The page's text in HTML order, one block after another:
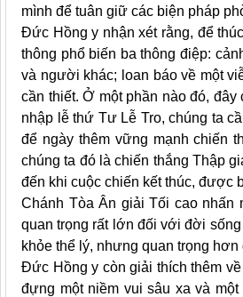
mình để tuân giữ các biện pháp
Đức Hồng y nhận xét rằng, để
thông phổ biến ba thông điệp:
và người khác; loan báo về một
cần thiết. Ở một phần nào đó,
nhập lễ thứ Tư Lễ Tro, chúng ta
để ngày thêm vững mạnh chiến
chúng ta đó là chiến thắng Thập
đến khi cuộc chiến kết thúc, được
Chánh Tòa Ân giải Tối cao nhấn
quan trọng rất lớn đối với đời
khỏe thể lý, nhưng quan trọng
Đức Hồng y còn giải thích thêm
đựng một niềm vui sâu xa và